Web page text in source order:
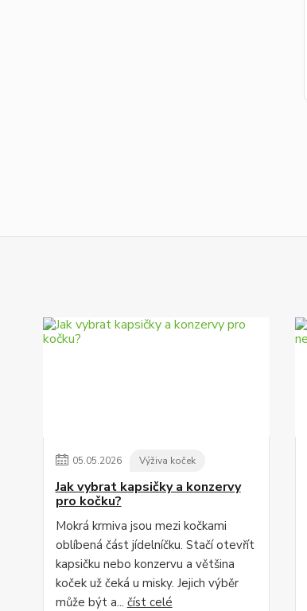
05.05.2026 Výživa koček
Jak vybrat kapsičky a konzervy
pro kočku?
Mokrá krmiva jsou mezi kočkami
oblíbená část jídelníčku. Stačí otevřít
kapsičku nebo konzervu a většina
koček už čeká u misky. Jejich výběr
může být a... číst celé